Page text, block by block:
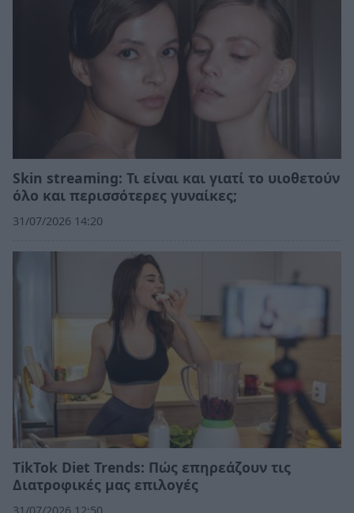
Skin streaming: Τι είναι και γιατί το υιοθετούν
όλο και περισσότερες γυναίκες;
31/07/2026 14:20
TikTok Diet Trends: Πώς επηρεάζουν τις
Διατροφικές μας επιλογές